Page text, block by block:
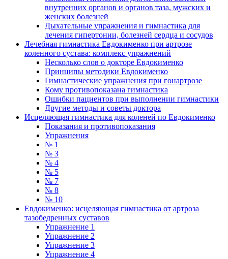
внутренних органов и органов таза, мужских и
женских болезней
Дыхательные упражнения и гимнастика для
лечения гипертонии, болезней сердца и сосудов
Лечебная гимнастика Евдокименко при артрозе
коленного сустава: комплекс упражнений
Несколько слов о докторе Евдокименко
Принципы методики Евдокименко
Гимнастические упражнения при гонартрозе
Кому противопоказана гимнастика
Ошибки пациентов при выполнении гимнастики
Другие методы и советы доктора
Исцеляющая гимнастика для коленей по Евдокименко
Показания и противопоказания
Упражнения
№ 1
№ 3
№ 4
№ 5
№ 7
№ 8
№ 10
Евдокименко: исцеляющая гимнастика от артроза
тазобедренных суставов
Упражнение 1
Упражнение 2
Упражнение 3
Упражнение 4